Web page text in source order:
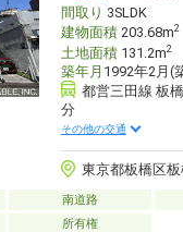
間取り 3SLDK
建物面積203.68m2
土地面積131.2m2
築年月 1992年2月(
都営三田線 板
分
その他の交通
東京都板橋区板
南道路
所有権